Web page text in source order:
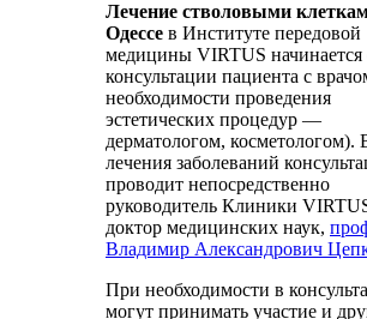
Лечение стволовыми
Одессе в Институте передовой
медицины VIRTUS начинается
консультации пациента с
необходимости проведения
эстетических процедур —
дерматологом, косметологом).
лечения заболеваний
проводит непосредственно
руководитель Клиники
доктор медицинских наук,
Владимир Александрович
При необходимости в
могут принимать участие и